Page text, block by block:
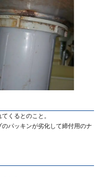
くるとのこと。
パッキンが劣化して締付用のナ